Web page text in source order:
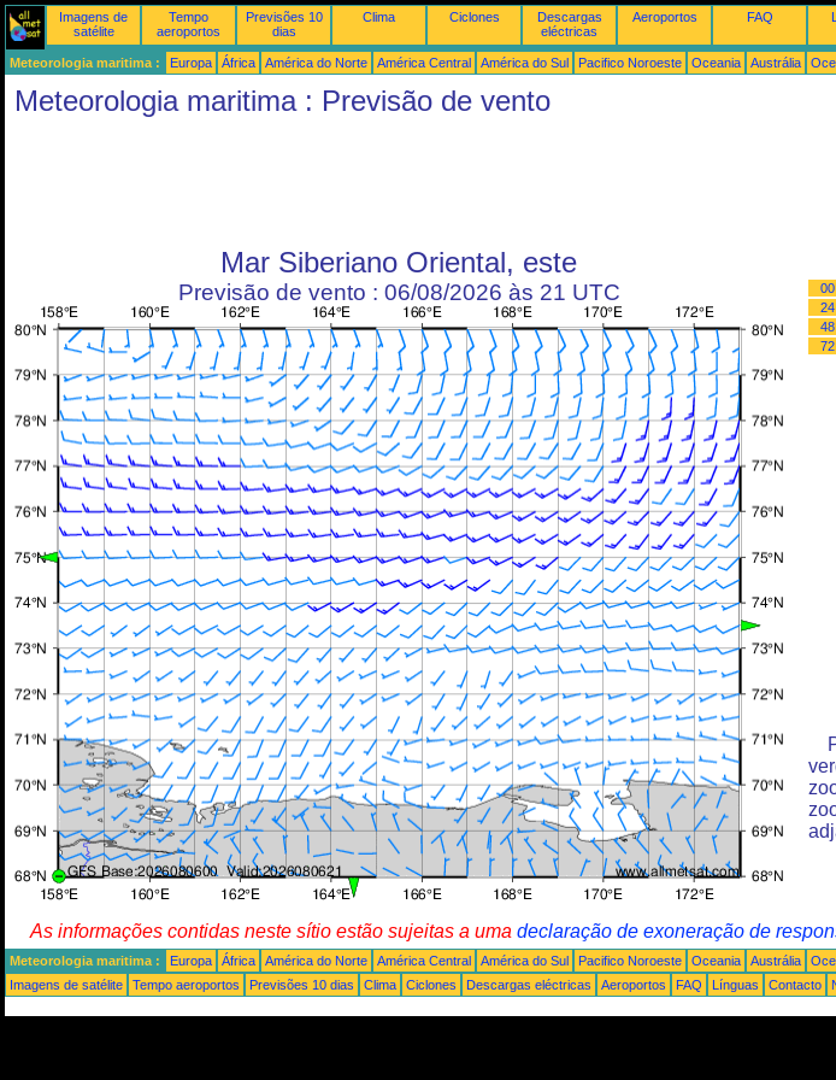
Imagens de
satélite
Tempo
aeroportos
Previsões 10
dias
Clima Ciclones
Descargas
eléctricas
Aeroportos FAQ
Meteorologia maritima : Europa África América do Norte América Central América do Sul Pacifico Noroeste Oceania Austrália
Meteorologia maritima : Previsão de vento
Mar Siberiano Oriental, este
Previsão de vento : 06/08/2026 às 21 UTC 00
24
48
72
As informações contidas neste sítio estão sujeitas a uma declaração de exoneração de
Meteorologia maritima : Europa África América do Norte América Central América do Sul Pacifico Noroeste Oceania Austrália
Imagens de satélite
Tempo aeroportos Previsões 10 dias Clima Ciclones Descargas eléctricas Aeroportos FAQ Línguas Contacto